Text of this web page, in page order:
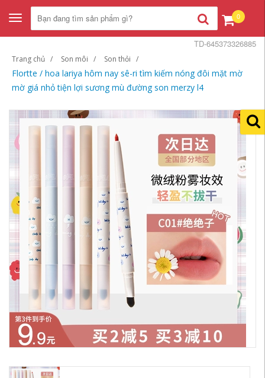
Toggle
navigation
0
Trang chủ Son môi Son thỏi
Flortte / hoa lariya hôm nay sê-ri tìm kiếm nóng đôi mặt mờ
mờ giá nhỏ tiện lợi sương mù đường son merzy l4
TD-645373326885